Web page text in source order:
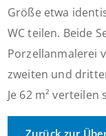
Größe etwa
WC teilen. Beide
Porzellanmalerei
zweiten und
Je 62 m²
Zurück zur